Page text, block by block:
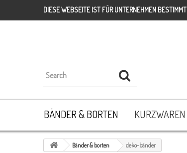
DIESE WEBSEITE IST FÜR UNTERNEHMEN BESTIMMT
BÄNDER & BORTEN KURZWAREN
Bänder & borten deko-bänder